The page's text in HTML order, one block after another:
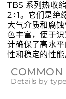
TBS 系列热收
2÷1。它们是绝
大气介质和腐
色丰富，便于
计确保了高水
性和稳定的性能
COMMON
Details by